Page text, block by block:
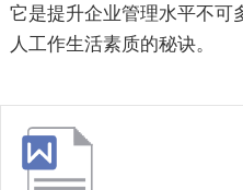
它是提升企业管理水平不可
人工作生活素质的秘诀。